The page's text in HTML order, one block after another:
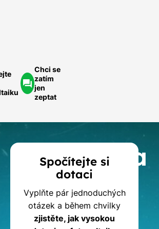
Chci se
zatím
jen
zeptat
Kalkulačka
dotací
na
Spočítejte si
dotaci
Vyplňte pár jednoduchých
otázek a během chvilky
zjistěte, jak vysokou